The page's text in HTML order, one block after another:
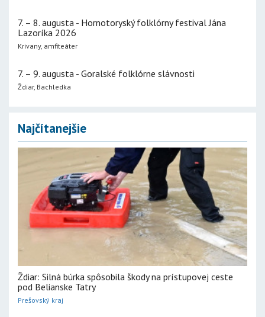
7. – 8. augusta - Hornotoryský folklórny festival Jána
Lazoríka 2026
Krivany, amfiteáter
7. – 9. augusta - Goralské folklórne slávnosti
Ždiar, Bachledka
Najčítanejšie
Ždiar: Silná búrka spôsobila škody na prístupovej ceste
pod Belianske Tatry
Prešovský kraj